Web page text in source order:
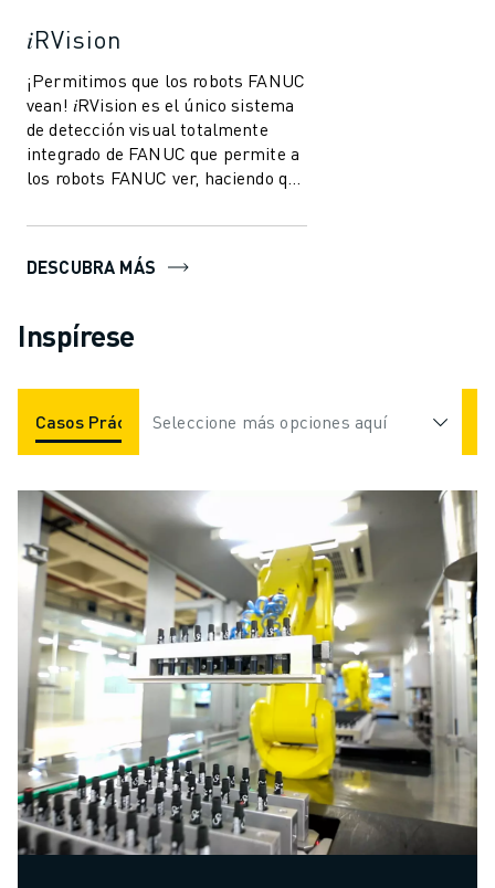
𝑖RVision
¡Permitimos que los robots FANUC
vean! 𝑖RVision es el único sistema
de detección visual totalmente
integrado de FANUC que permite a
los robots FANUC ver, haciendo que
DESCUBRA MÁS
Inspírese
Casos Prácticos Aplicaciones Industrias
Seleccione más opciones aquí